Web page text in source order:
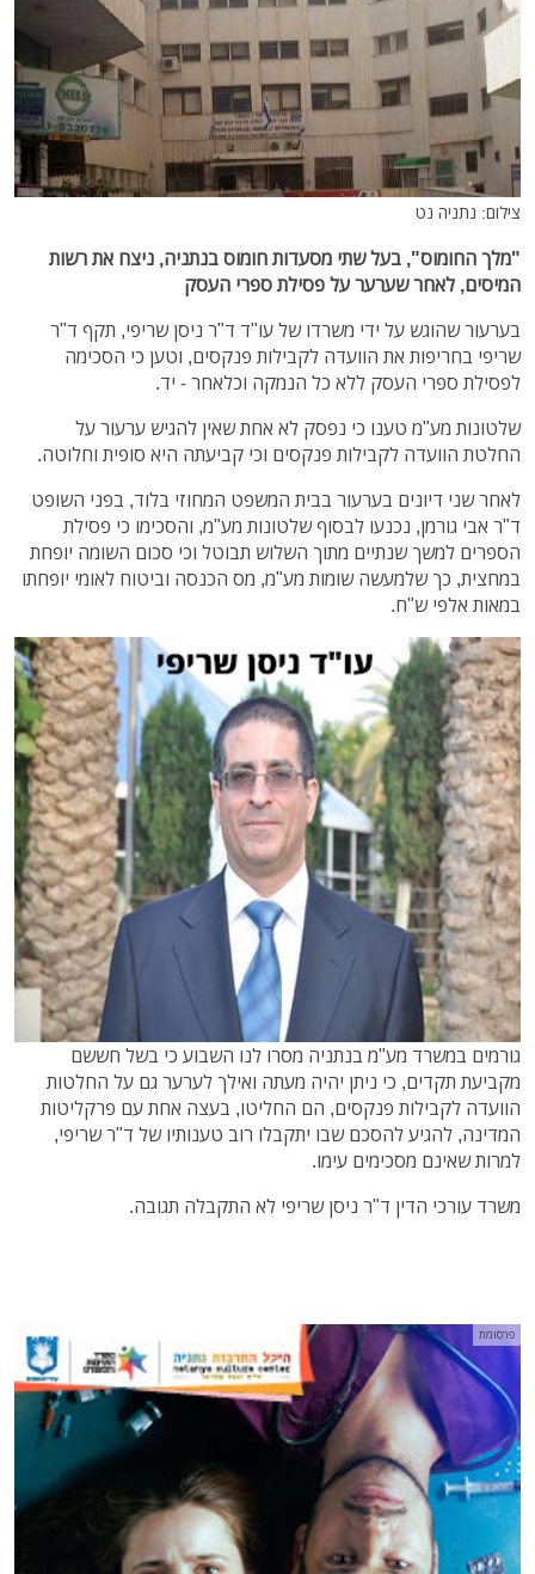
צילום: נתניה נט
"מלך החומוס", בעל שתי מסעדות חומוס בנתניה, ניצח את רשות
המיסים, לאחר שערער על פסילת ספרי העסק
בערעור שהוגש על ידי משרדו של עו"ד ד"ר ניסן שריפי, תקף ד"ר
שריפי בחריפות את הוועדה לקבילות פנקסים, וטען כי הסכימה
לפסילת ספרי העסק ללא כל הנמקה וכלאחר - יד.
שלטונות מע"מ טענו כי נפסק לא אחת שאין להגיש ערעור על
החלטת הוועדה לקבילות פנקסים וכי קביעתה היא סופית וחלוטה.
לאחר שני דיונים בערעור בבית המשפט המחוזי בלוד, בפני השופט
ד"ר אבי גורמן, נכנעו לבסוף שלטונות מע"מ, והסכימו כי פסילת
הספרים למשך שנתיים מתוך השלוש תבוטל וכי סכום השומה יופחת
במחצית, כך שלמעשה שומות מע"מ, מס הכנסה וביטוח לאומי יופחתו
במאות אלפי ש"ח.
גורמים במשרד מע"מ בנתניה מסרו לנו השבוע כי בשל חששם
מקביעת תקדים, כי ניתן יהיה מעתה ואילך לערער גם על החלטות
הוועדה לקבילות פנקסים, הם החליטו, בעצה אחת עם פרקליטות
המדינה, להגיע להסכם שבו יתקבלו רוב טענותיו של ד"ר שריפי,
למרות שאינם מסכימים עימו.
משרד עורכי הדין ד"ר ניסן שריפי לא התקבלה תגובה.
פרסומת